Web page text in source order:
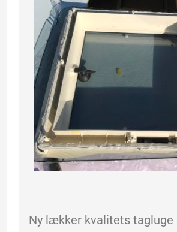
Ny lækker kvalitets tagluge